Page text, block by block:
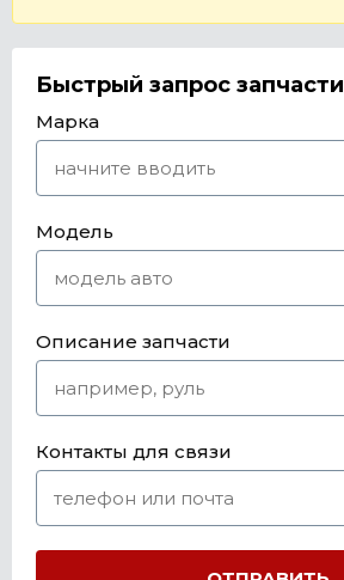
Быстрый запрос запчасти
Марка
Модель
Описание запчасти
Контакты для связи